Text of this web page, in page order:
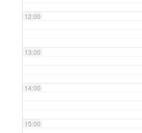
12:00
13:00
14:00
15:00